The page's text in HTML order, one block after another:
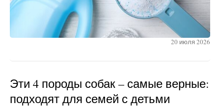
20 июля 2026
Эти 4 породы собак – самые верные:
подходят для семей с детьми